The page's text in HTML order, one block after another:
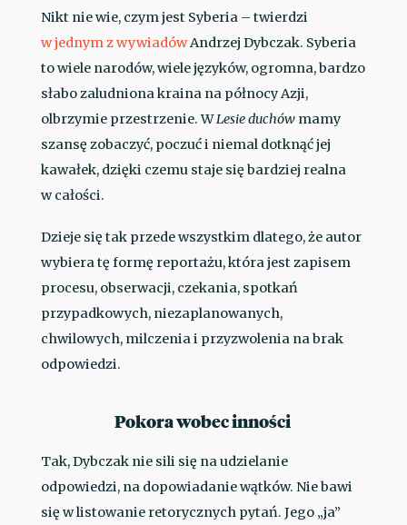
Nikt nie wie, czym jest Syberia – twierdzi
w jednym z wywiadówAndrzej Dybczak. Syberia
to wiele narodów, wiele języków, ogromna, bardzo
słabo zaludniona kraina na północy Azji,
olbrzymie przestrzenie. WLesie duchówmamy
szansę zobaczyć, poczuć i niemal dotknąć jej
kawałek, dzięki czemu staje się bardziej realna
w całości.
Dzieje się tak przede wszystkim dlatego, że autor
wybiera tę formę reportażu, która jest zapisem
procesu, obserwacji, czekania, spotkań
przypadkowych, niezaplanowanych,
chwilowych, milczenia i przyzwolenia na brak
odpowiedzi.
Pokora wobec inności
Tak, Dybczak nie sili się na udzielanie
odpowiedzi, na dopowiadanie wątków. Nie bawi
się w listowanie retorycznych pytań. Jego „ja”